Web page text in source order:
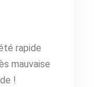
rapide
mauvaise
!